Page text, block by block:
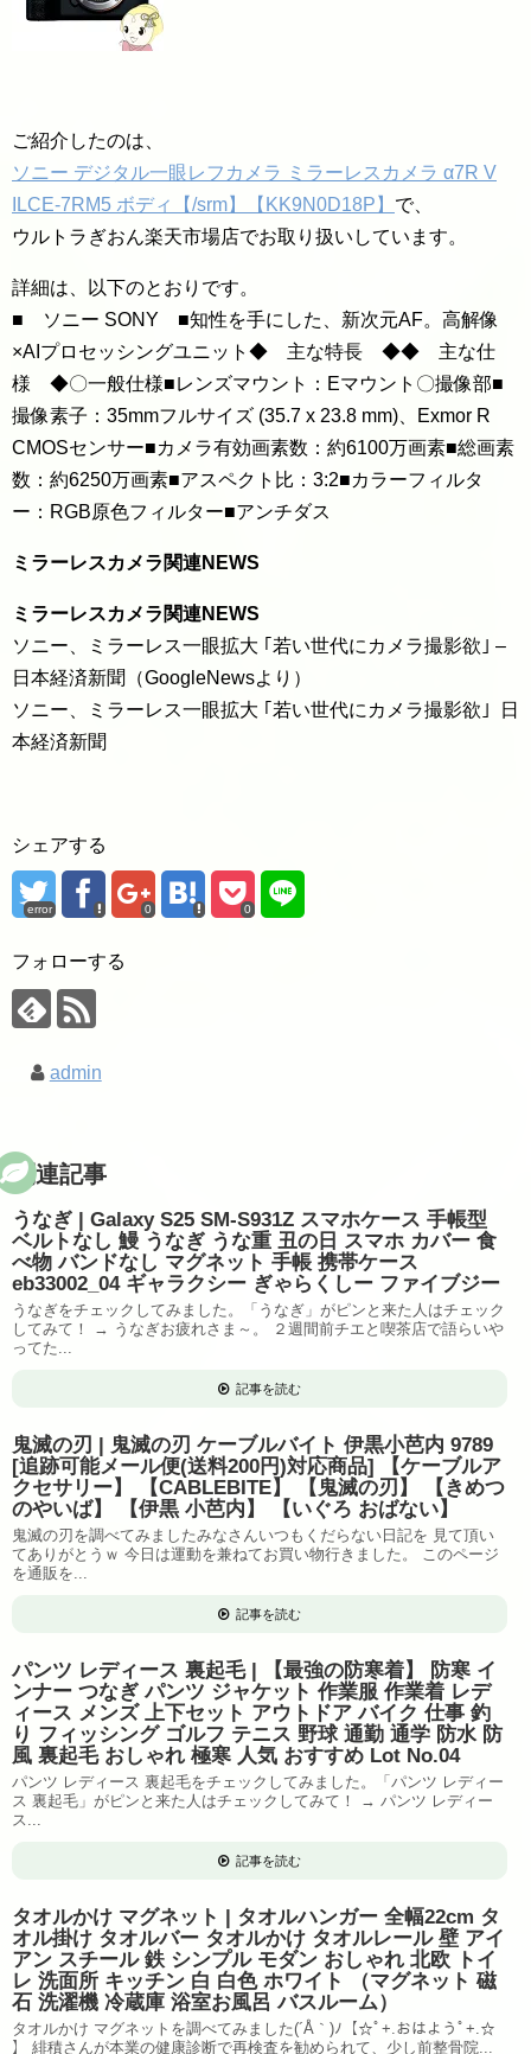
ご紹介したのは、
ソニー デジタル一眼レフカメラ ミラーレスカメラ α7R V
ILCE-7RM5 ボディ【/srm】【KK9N0D18P】 で、
ウルトラぎおん楽天市場店でお取り扱いしています。
詳細は、以下のとおりです。
■ ソニー SONY ■知性を手にした、新次元AF。高解像
×AIプロセッシングユニット◆ 主な特長 ◆◆ 主な仕
様 ◆〇一般仕様■レンズマウント：Eマウント〇撮像部■
撮像素子：35mmフルサイズ (35.7 x 23.8 mm)、Exmor R
CMOSセンサー■カメラ有効画素数：約6100万画素■総画素
数：約6250万画素■アスペクト比：3:2■カラーフィルタ
ー：RGB原色フィルター■アンチダス
ミラーレスカメラ関連NEWS
ミラーレスカメラ関連NEWS
ソニー、ミラーレス一眼拡大 ｢若い世代にカメラ撮影欲｣ –
日本経済新聞（GoogleNewsより）
ソニー、ミラーレス一眼拡大 ｢若い世代にカメラ撮影欲｣ 日
本経済新聞
シェアする
error 0 0
フォローする
admin
関連記事
うなぎ | Galaxy S25 SM-S931Z スマホケース 手帳型
ベルトなし 鰻 うなぎ うな重 丑の日 スマホ カバー 食
べ物 バンドなし マグネット 手帳 携帯ケース
eb33002_04 ギャラクシー ぎゃらくしー ファイブジー
うなぎをチェックしてみました。「うなぎ」がピンと来た人はチェック
してみて！ → うなぎお疲れさま～。 ２週間前チエと喫茶店で語らいや
ってた...
記事を読む
鬼滅の刃 | 鬼滅の刃 ケーブルバイト 伊黒小芭内 9789
[追跡可能メール便(送料200円)対応商品] 【ケーブルア
クセサリー】 【CABLEBITE】 【鬼滅の刃】 【きめつ
のやいば】 【伊黒 小芭内】 【いぐろ おばない】
鬼滅の刃を調べてみましたみなさんいつもくだらない日記を 見て頂い
てありがとうｗ 今日は運動を兼ねてお買い物行きました。 このページ
を通販を...
記事を読む
パンツ レディース 裏起毛 | 【最強の防寒着】 防寒 イ
ンナー つなぎ パンツ ジャケット 作業服 作業着 レデ
ィース メンズ 上下セット アウトドア バイク 仕事 釣
り フィッシング ゴルフ テニス 野球 通勤 通学 防水 防
風 裏起毛 おしゃれ 極寒 人気 おすすめ Lot No.04
パンツ レディース 裏起毛をチェックしてみました。「パンツ レディー
ス 裏起毛」がピンと来た人はチェックしてみて！ → パンツ レディー
ス...
記事を読む
タオルかけ マグネット | タオルハンガー 全幅22cm タ
オル掛け タオルバー タオルかけ タオルレール 壁 アイ
アン スチール 鉄 シンプル モダン おしゃれ 北欧 トイ
レ 洗面所 キッチン 白 白色 ホワイト （マグネット 磁
石 洗濯機 冷蔵庫 浴室お風呂 バスルーム）
タオルかけ マグネットを調べてみました(´Å｀)ﾉ【☆ﾟ+.おはようﾟ+.☆
】 緋積さんが本業の健康診断で再検査を勧められて、少し前整骨院...